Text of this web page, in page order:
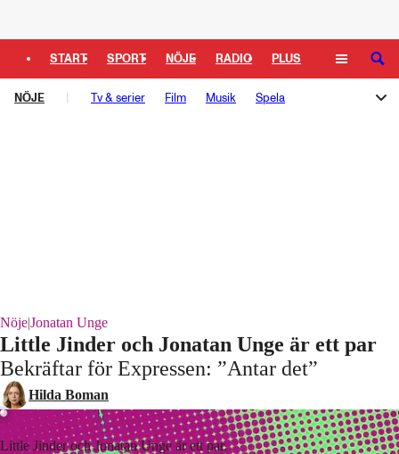
START SPORT NÖJE RADIO PLUS
TV KULTUR LEDARE
SÖK
NÖJE Tv & serier Film Musik Spela
Nöje|Jonatan Unge
Little Jinder och Jonatan Unge är ett par
Bekräftar för Expressen: ”Antar det”
Hilda Boman
Laddar ...
Little Jinder och Jonatan Unge är ett par.